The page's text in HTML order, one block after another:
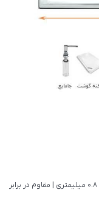
استیل با ضخامت بالا | 0.8 میلیمتری | مقاوم در برابر